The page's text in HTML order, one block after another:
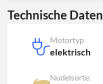
Technische Daten
Motortyp
elektrisch
Nudelsorte: